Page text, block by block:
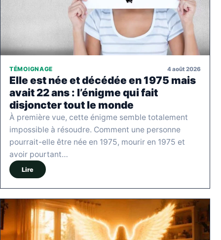
TÉMOIGNAGE 4 août 2026
Elle est née et décédée en 1975 mais
avait 22 ans : l’énigme qui fait
disjoncter tout le monde
À première vue, cette énigme semble totalement
impossible à résoudre. Comment une personne
pourrait-elle être née en 1975, mourir en 1975 et
avoir pourtant…
Lire